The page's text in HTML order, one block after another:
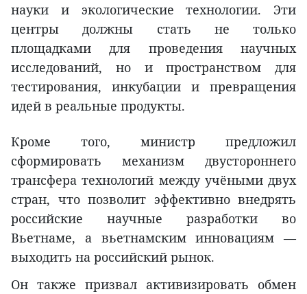
науки и экологические технологии. Эти
центры должны стать не только
площадками для проведения научных
исследований, но и пространством для
тестирования, инкубации и превращения
идей в реальные продукты.
Кроме того, министр предложил
сформировать механизм двустороннего
трансфера технологий между учёными двух
стран, что позволит эффективно внедрять
российские научные разработки во
Вьетнаме, а вьетнамским инновациям —
выходить на российский рынок.
Он также призвал активизировать обмен